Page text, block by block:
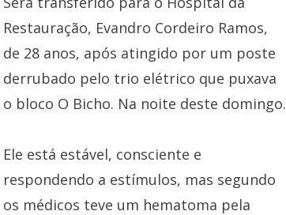
Restauração, Evandro Cordeiro Ramos,
de 28 anos, após atingido por um poste
derrubado pelo trio elétrico que puxava
o bloco O Bicho. Na noite deste domingo.
Ele está estável, consciente e
respondendo a estímulos, mas segundo
os médicos teve um hematoma pela